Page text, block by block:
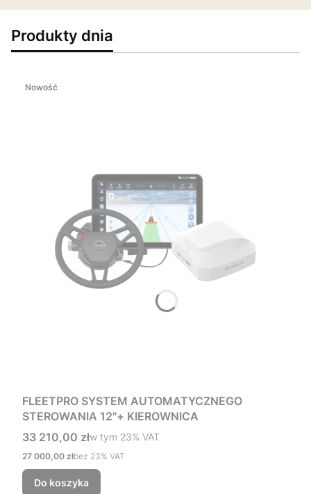
Produkty dnia
Nowość
FLEETPRO SYSTEM AUTOMATYCZNEGO
STEROWANIA 12"+ KIEROWNICA
Cena brutto
33 210,00 złw tym %s VAT
w tym 23% VAT
Cena netto
27 000,00 złbez 23% VAT
Do koszyka